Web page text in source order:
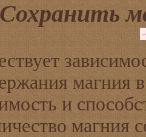
Cохранить
магния
и
магния